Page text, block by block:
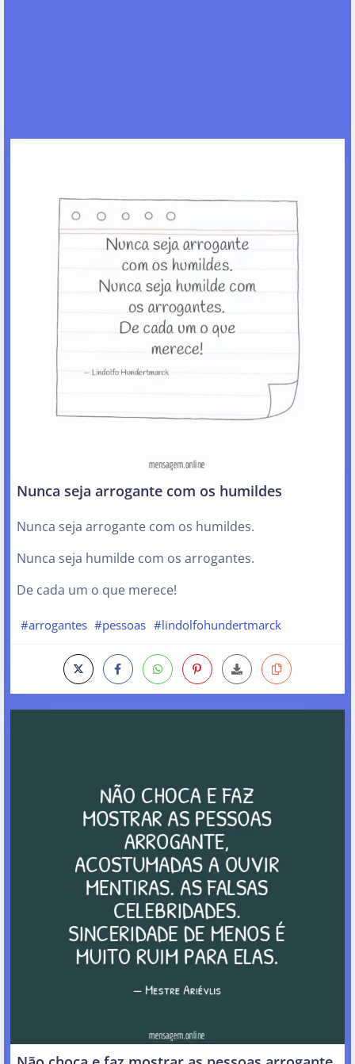
Nunca seja arrogante com os humildes
Nunca seja arrogante com os humildes.
Nunca seja humilde com os arrogantes.
De cada um o que merece!
#arrogantes #pessoas #lindolfohundertmarck